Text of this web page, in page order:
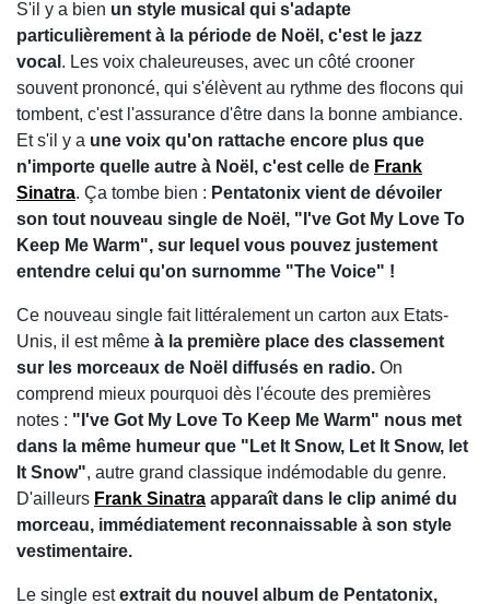
S'il y a bien un style musical qui s'adapte
particulièrement à la période de Noël, c'est le jazz
vocal . Les voix chaleureuses, avec un côté crooner
souvent prononcé, qui s'élèvent au rythme des flocons qui
tombent, c'est l'assurance d'être dans la bonne ambiance.
Et s'il y a une voix qu'on rattache encore plus que
n'importe quelle autre à Noël, c'est celle de Frank
Sinatra. Ça tombe bien : Pentatonix vient de dévoiler
son tout nouveau single de Noël, "I've Got My Love To
Keep Me Warm", sur lequel vous pouvez justement
entendre celui qu'on surnomme "The Voice" !
Ce nouveau single fait littéralement un carton aux Etats-
Unis, il est même à la première place des classement
sur les morceaux de Noël diffusés en radio. On
comprend mieux pourquoi dès l'écoute des premières
notes : "I've Got My Love To Keep Me Warm" nous met
dans la même humeur que "Let It Snow, Let It Snow, let
It Snow", autre grand classique indémodable du genre.
D'ailleurs Frank Sinatra apparaît dans le clip animé du
morceau, immédiatement reconnaissable à son style
vestimentaire.
Le single estextrait du nouvel album de Pentatonix,